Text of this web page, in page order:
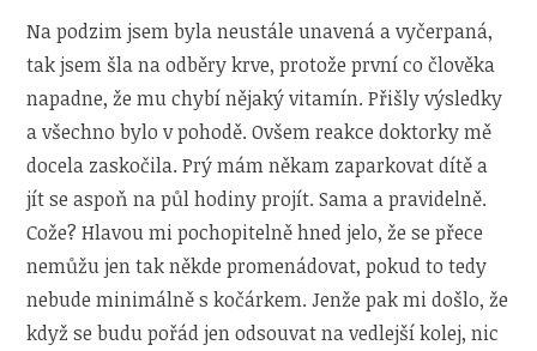
Na podzim jsem byla neustále unavená a vyčerpaná,
tak jsem šla na odběry krve, protože první co člověka
napadne, že mu chybí nějaký vitamín. Přišly výsledky
a všechno bylo v pohodě. Ovšem reakce doktorky mě
docela zaskočila. Prý mám někam zaparkovat dítě a
jít se aspoň na půl hodiny projít. Sama a pravidelně.
Cože? Hlavou mi pochopitelně hned jelo, že se přece
nemůžu jen tak někde promenádovat, pokud to tedy
nebude minimálně s kočárkem. Jenže pak mi došlo, že
když se budu pořád jen odsouvat na vedlejší kolej, nic